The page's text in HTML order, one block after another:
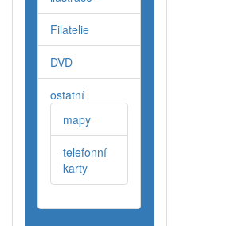
Filatelie
DVD
ostatní
mapy
telefonní
karty